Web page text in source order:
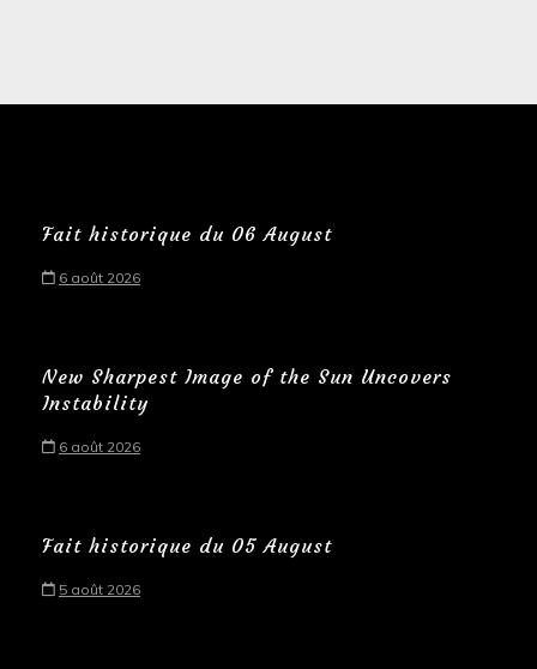
Fait historique du 06 August
6 août 2026
New Sharpest Image of the Sun Uncovers
Instability
6 août 2026
Fait historique du 05 August
5 août 2026